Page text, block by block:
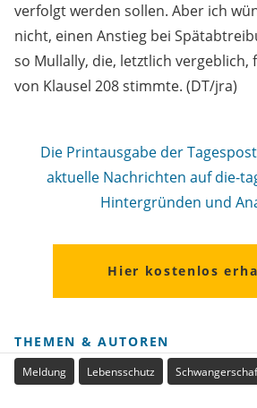
verfolgt werden sollen. Aber ich
nicht, einen Anstieg bei
so Mullally, die, letztlich vergeblich,
von Klausel 208 stimmte. (DT/jra)
Die Printausgabe der
aktuelle Nachrichten auf die-
Hintergründen und
Hier kostenlos
THEMEN & AUTOREN
Meldung Lebensschutz